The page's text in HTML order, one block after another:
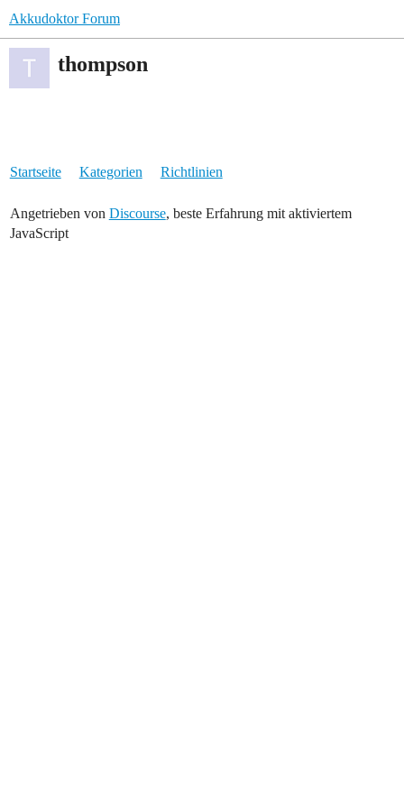
Akkudoktor Forum
thompson
Startseite Kategorien Richtlinien
Angetrieben von Discourse, beste Erfahrung mit aktiviertem
JavaScript